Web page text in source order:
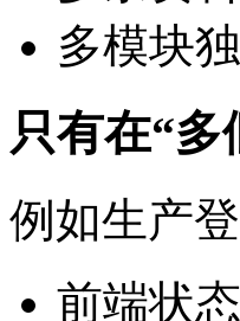
多模块
只有在“多
例如生产
前端状态